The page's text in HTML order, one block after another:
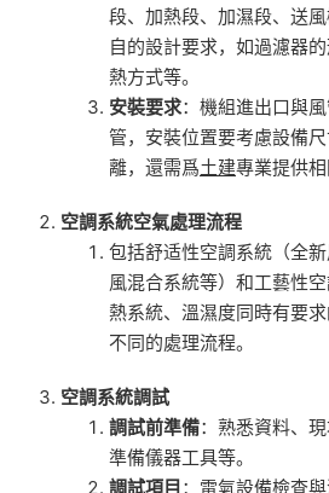
段、加熱段、加濕段、送
自的設計要求，如過濾器
熱方式等。
安裝要求：機組進出口與
管，安裝位置要考慮設備
離，還需爲土建專業提供相
空調系統空氣處理流程
包括舒适性空調系統（全
風混合系統等）和工藝性
熱系統、溫濕度同時有要
不同的處理流程。
空調系統調試
調試前準備：熟悉資料、
準備儀器工具等。
調試項目 ：電氣設備檢查